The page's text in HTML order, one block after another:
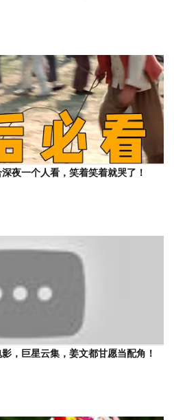
夜一个人看，笑着笑着就哭了！
，巨星云集，姜文都甘愿当配角！